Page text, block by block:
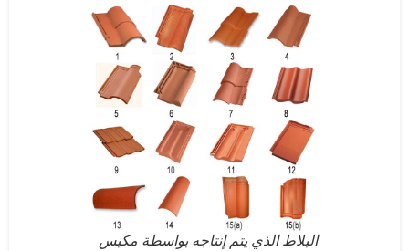
البلاط الذي يتم إنتاجه بواسطة مكبس